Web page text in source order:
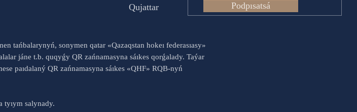
Qujattar
Podpısatsá
tańbalarynyń, sonymen qatar «Qazaqstan hokeı federasıasy»
jáne t.b. quqyǵy QR zańnamasyna sáıkes qorǵalady. Taýar
paıdalaný QR zańnamasyna sáıkes «QHF» RQB-nyń
tyıym salynady.